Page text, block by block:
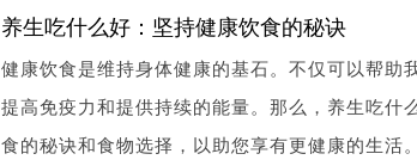
养生吃什么好：坚持健康饮食的秘诀
健康饮食是维持身体健康的基石。不仅可以帮助
提高免疫力和提供持续的能量。那么，养生吃什
食的秘诀和食物选择，以助您享有更健康的生活